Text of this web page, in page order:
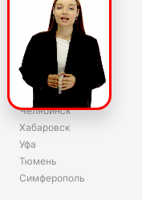
Склады
Владивосток
Екатеринбург
Красноярск
Волгоград
Ярославль
Челябинск
Хабаровск
Уфа
Тюмень
Симферополь